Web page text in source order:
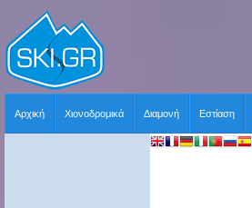
Αρχική Χιονοδρομικά Διαμονή Εστίαση